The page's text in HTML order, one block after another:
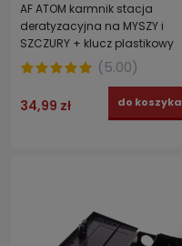
AF ATOM karmnik stacja
deratyzacyjna na MYSZY i
SZCZURY + klucz plastikowy
(5.00)
34,99 zł do koszyka